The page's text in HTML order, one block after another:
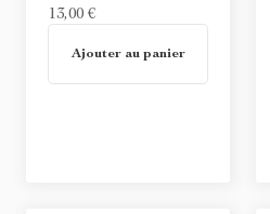
13,00 €
Ajouter au panier